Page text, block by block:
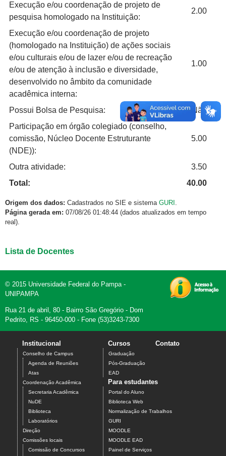
Execução e/ou coordenação de projeto de
pesquisa homologado na Instituição:
2.00
Execução e/ou coordenação de projeto
(homologado na Instituição) de ações sociais
e/ou culturais e/ou de lazer e/ou de recreação
e/ou de atenção à inclusão e diversidade,
desenvolvido no âmbito da comunidade
acadêmica interna:
1.00
Possui Bolsa de Pesquisa:
Não
Participação em órgão colegiado (conselho,
comissão, Núcleo Docente Estruturante
(NDE)):
5.00
Outra atividade:
3.50
Total:
40.00
Origem dos dados: Cadastrados no SIE e sistema GURI .
Página gerada em: 07/08/26 01:48:44 (dados atualizados em tempo
real).
Lista de Docentes
© 2015 Universidade Federal do Pampa -
UNIPAMPA
Rua 21 de abril, 80 - Bairro São Gregório - Dom
Pedrito, RS - 96450-000 - Fone (53)3243-7300
Institucional
Conselho de Campus
Agenda de Reuniões
Atas
Coordenação Acadêmica
Secretaria Acadêmica
NuDE
Biblioteca
Laboratórios
Direção
Comissões locais
Comissão de Concursos
Cursos
Graduação
Pós-Graduação
EAD
Contato
Para estudantes
Portal do Aluno
Biblioteca Web
Normalização de Trabalhos
GURI
MOODLE
MOODLE EAD
Painel de Serviços